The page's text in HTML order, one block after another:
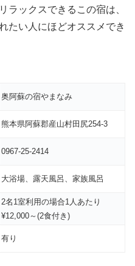
ラックスできるこの宿は、
たい人にほどオススメでき
奥阿蘇の宿やまなみ
熊本県阿蘇郡産山村田尻254-3
0967-25-2414
大浴場、露天風呂、家族風呂
2名1室利用の場合1人あたり
¥12,000～(2食付き)
有り